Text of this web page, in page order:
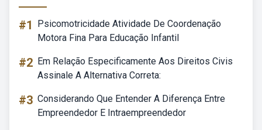
#1
Psicomotricidade Atividade De Coordenação
Motora Fina Para Educação Infantil
#2 Em Relação Especificamente Aos Direitos Civis
Assinale A Alternativa Correta:
#3 Considerando Que Entender A Diferença Entre
Empreendedor E Intraempreendedor